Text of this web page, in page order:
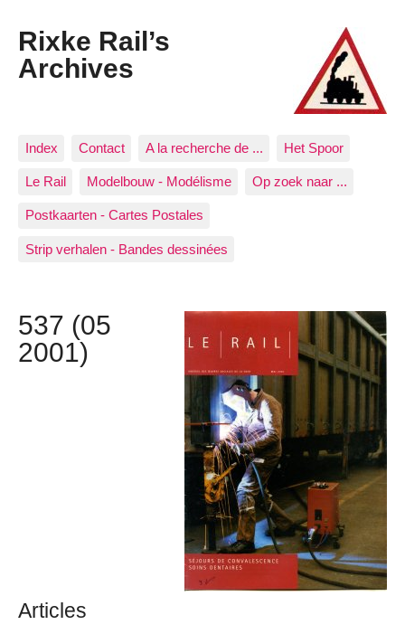
Rixke Rail’s
Archives
Index Contact A la recherche de ... Het Spoor
Le Rail Modelbouw - Modélisme Op zoek naar ...
Postkaarten - Cartes Postales
Strip verhalen - Bandes dessinées
537 (05
2001)
Articles